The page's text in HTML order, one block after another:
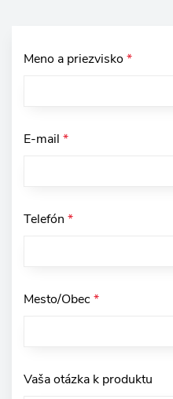
Meno a priezvisko *
E-mail *
Telefón *
Mesto/Obec*
Vaša otázka k produktu